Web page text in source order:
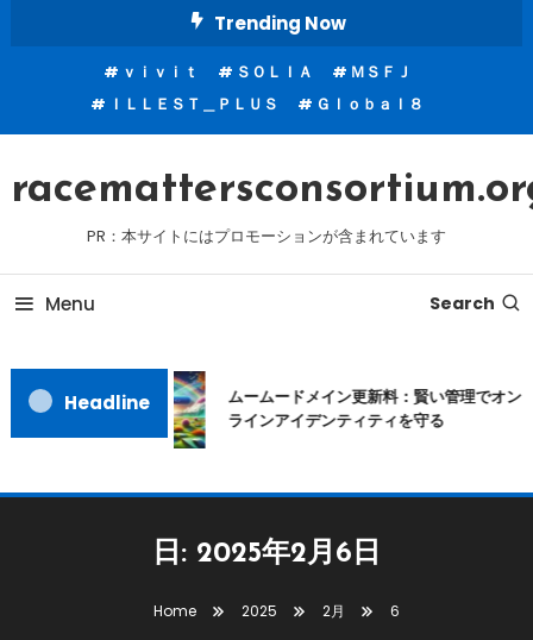
Trending Now
ｖｉｖｉｔ ＳＯＬＩＡ
ＭＳＦＪ
ＩＬＬＥＳＴ＿ＰＬＵＳ
Ｇｌｏｂａｌ８
PR：本サイトにはプロモーションが含まれています
Menu Search
Headline
ムームードメイン更新料：賢い管理でオン
ラインアイデンティティを守る
日: 2025年2月6日
Home 2025 2月 6